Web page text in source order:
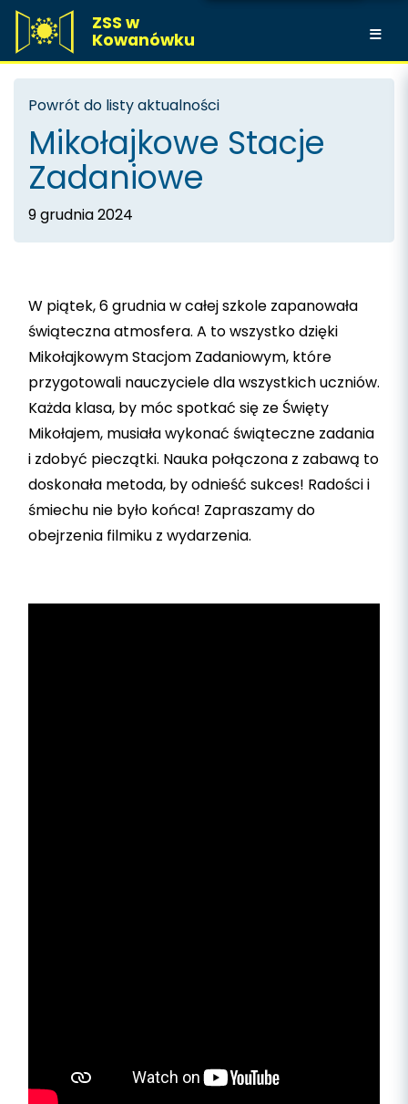
ZSS w
Kowanówku
Powrót do listy aktualności
Mikołajkowe Stacje
Zadaniowe
9 grudnia 2024
W piątek, 6 grudnia w całej szkole zapanowała
świąteczna atmosfera. A to wszystko dzięki
Mikołajkowym Stacjom Zadaniowym, które
przygotowali nauczyciele dla wszystkich uczniów.
Każda klasa, by móc spotkać się ze Święty
Mikołajem, musiała wykonać świąteczne zadania
i zdobyć pieczątki. Nauka połączona z zabawą to
doskonała metoda, by odnieść sukces! Radości i
śmiechu nie było końca! Zapraszamy do
obejrzenia filmiku z wydarzenia.